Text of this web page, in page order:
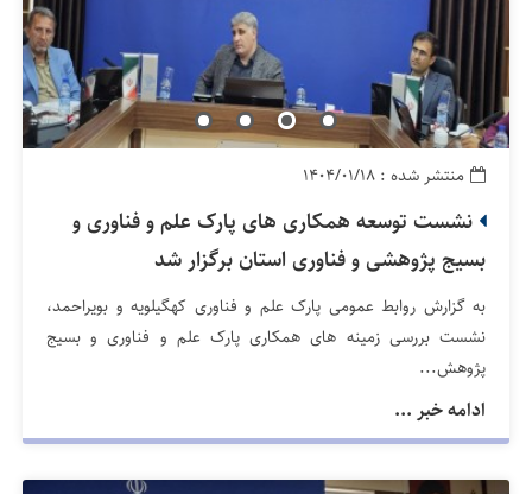
منتشر شده : ۱۴۰۴/۰۱/۱۸
نشست توسعه همکاری های پارک علم و فناوری و
بسیج پژوهشی و فناوری استان برگزار شد
به گزارش روابط عمومی پارک علم و فناوری کهگیلویه و بویراحمد،
نشست بررسی زمینه های همکاری پارک علم و فناوری و بسیج
پژوهش...
ادامه خبر ...